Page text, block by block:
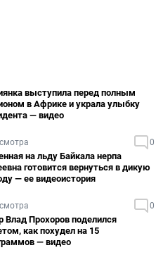
выступила перед полным
в Африке и украла улыбку
— видео
0
на льду Байкала нерпа
готовится вернуться в дикую
— ее видеоистория
0
Влад Прохоров поделился
как похудел на 15
— видео